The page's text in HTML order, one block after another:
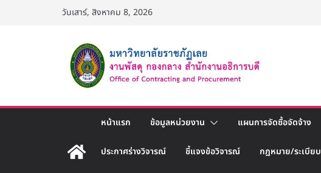
วันเสาร์, สิงหาคม 8, 2026
หน้าแรก ข้อมูลหน่วยงาน แผนการจัดซื้อจัดจ้าง
ประกาศร่างวิจารณ์ ชี้แจงข้อวิจารณ์ กฎหมาย/ระเบียบ